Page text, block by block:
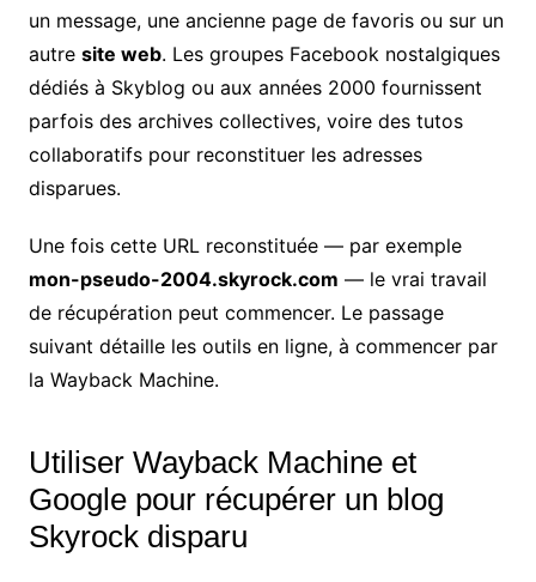
un message, une ancienne page de favoris ou sur un
autre site web. Les groupes Facebook nostalgiques
dédiés à Skyblog ou aux années 2000 fournissent
parfois des archives collectives, voire des tutos
collaboratifs pour reconstituer les adresses
disparues.
Une fois cette URL reconstituée — par exemple
mon-pseudo-2004.skyrock.com — le vrai travail
de récupération peut commencer. Le passage
suivant détaille les outils en ligne, à commencer par
la Wayback Machine.
Utiliser Wayback Machine et
Google pour récupérer un blog
Skyrock disparu